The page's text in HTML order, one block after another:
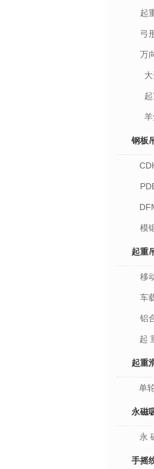
起
弓
万
钢板
模
起重
移
车
铝
起
起重
单
永磁
永
手摇